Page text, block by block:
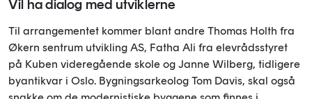
Vil ha dialog med utviklerne
Til arrangementet kommer blant andre Thomas Holth fra
Økern sentrum utvikling AS, Fatha Ali fra elevrådsstyret
på Kuben videregående skole og Janne Wilberg, tidligere
byantikvar i Oslo. Bygningsarkeolog Tom Davis, skal også